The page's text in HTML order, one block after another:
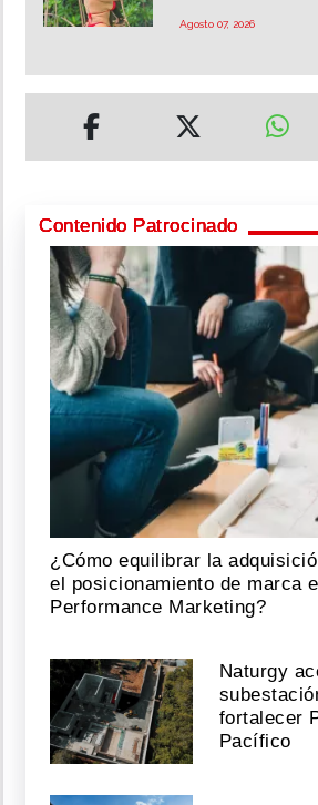
Agosto 07, 2026
Contenido Patrocinado
¿Cómo equilibrar la
el posicionamiento de marca
Performance Marketing?
Naturgy
fortalecer
Pacífico